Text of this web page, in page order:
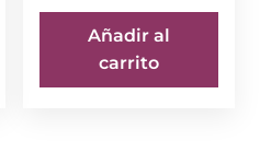
Añadir al
carrito